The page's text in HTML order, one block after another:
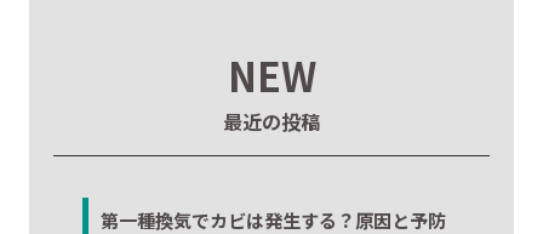
NEW
最近の投稿
第一種換気でカビは発生する？原因と予防